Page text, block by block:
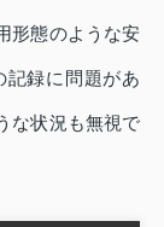
形態のような安
記録に問題があ
な状況も無視で